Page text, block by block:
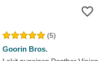
(5)
Goorin Bros.